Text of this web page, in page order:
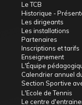
Le TCB
Historique -
Les dirigeants
Les installations
Partenaires
Inscriptions et tarifs
Enseignement
L'Équipe
Calendrier annuel
Section Sportive
L'Ecole de Tennis
Le centre